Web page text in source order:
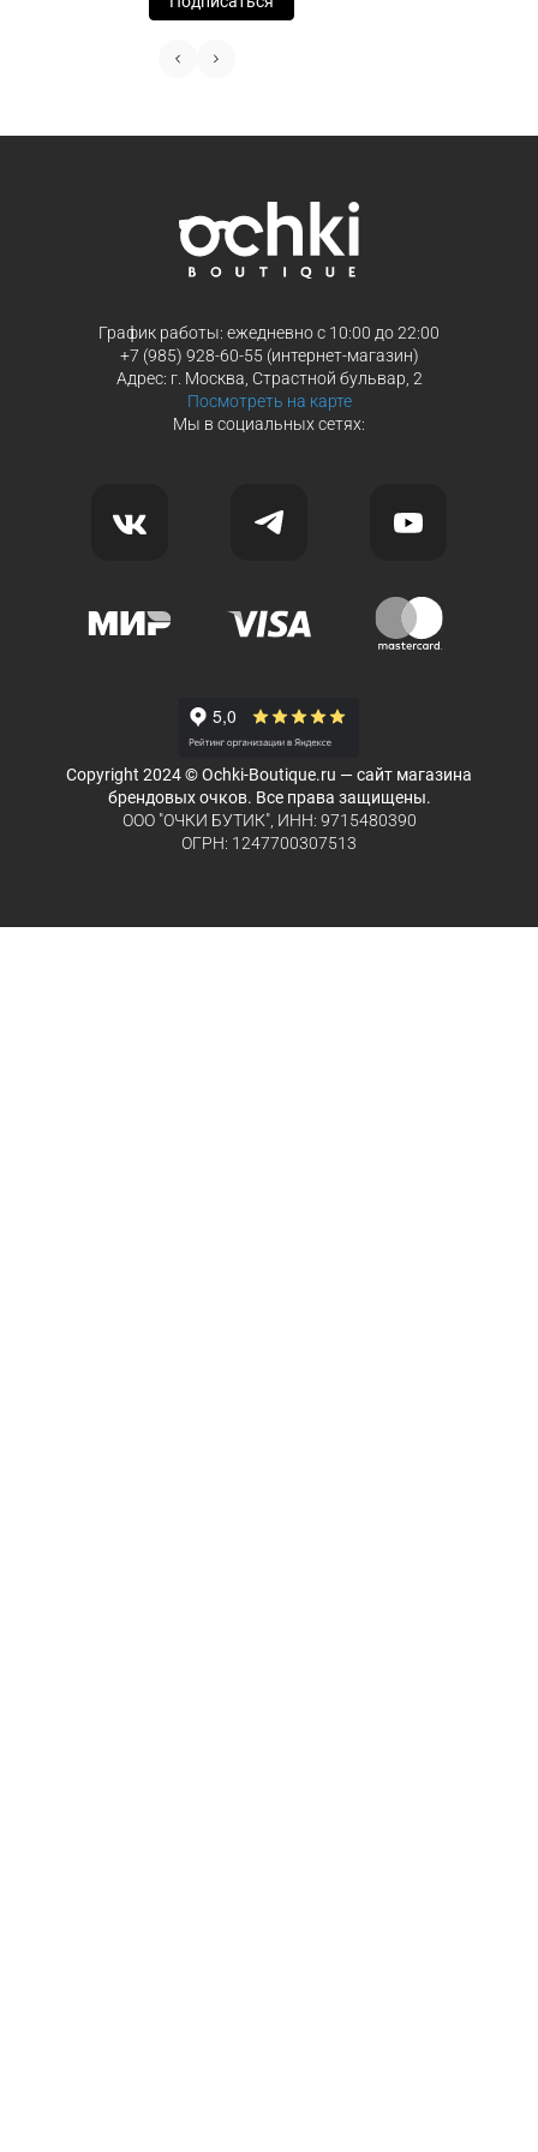
Выберите способ оплаты «Долями»
Продолжить покупки
Оплатите покупку целиком через
График работы: ежедневно с 10:00 до 22:00
+7 (985) 928-60-55 (интернет-магазин)
Адрес: г. Москва, Страстной бульвар, 2
Посмотреть на карте
Мы в социальных сетях:
Copyright 2024 © Ochki-Boutique.ru — сайт магазина
брендовых очков. Все права защищены.
ООО "ОЧКИ БУТИК", ИНН: 9715480390
ОГРН: 1247700307513